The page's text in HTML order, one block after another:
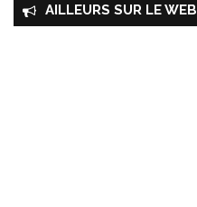
AILLEURS SUR LE WEB